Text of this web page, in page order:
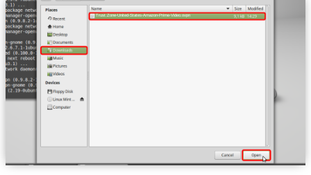
Trust.Zone-United-States-Amazon-Prime-Video.ovpn